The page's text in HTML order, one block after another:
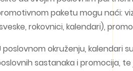
paketu mogu naći:
rokovnici, kalendari),
poslovnom okruženju, kalendari
sastanaka i promocija,